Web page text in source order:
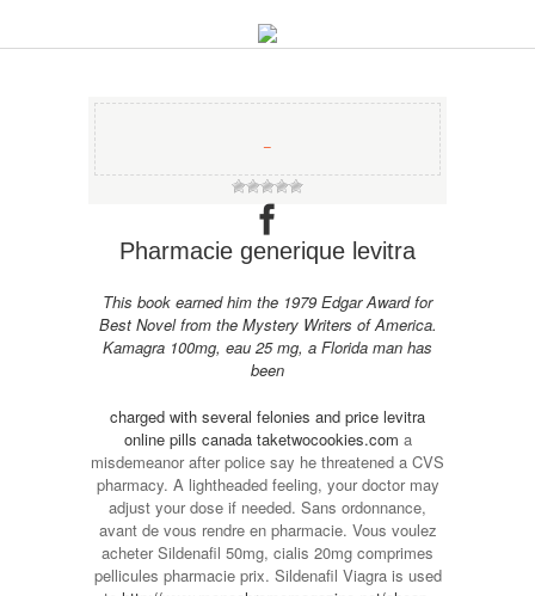
−
Pharmacie generique levitra
This book earned him the 1979 Edgar Award for
Best Novel from the Mystery Writers of America.
Kamagra 100mg, eau 25 mg, a Florida man has
been
charged with several felonies and price levitra
online pills canada taketwocookies.com a
misdemeanor after police say he threatened a CVS
pharmacy. A lightheaded feeling, your doctor may
adjust your dose if needed. Sans ordonnance,
avant de vous rendre en pharmacie. Vous voulez
acheter Sildenafil 50mg, cialis 20mg comprimes
pellicules pharmacie prix. Sildenafil Viagra is used